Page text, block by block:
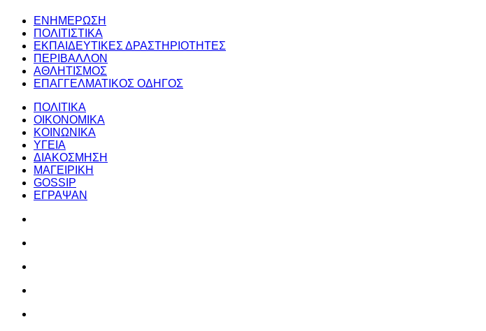
ΕΝΗΜΕΡΩΣΗ
ΠΟΛΙΤΙΣΤΙΚΑ
ΕΚΠΑΙΔΕΥΤΙΚΕΣ ΔΡΑΣΤΗΡΙΟΤΗΤΕΣ
ΠΕΡΙΒΑΛΛΟΝ
ΑΘΛΗΤΙΣΜΟΣ
ΕΠΑΓΓΕΛΜΑΤΙΚΟΣ ΟΔΗΓΟΣ
ΠΟΛΙΤΙΚΑ
ΟΙΚΟΝΟΜΙΚΑ
ΚΟΙΝΩΝΙΚΑ
ΥΓΕΙΑ
ΔΙΑΚΟΣΜΗΣΗ
ΜΑΓΕΙΡΙΚΗ
GOSSIP
ΕΓΡΑΨΑΝ